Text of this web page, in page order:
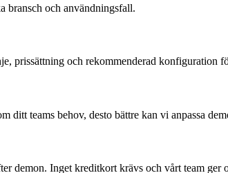
bransch och användningsfall.
prissättning och rekommenderad konfiguration
teams behov, desto bättre kan vi anpassa
demon. Inget kreditkort krävs och vårt team ger